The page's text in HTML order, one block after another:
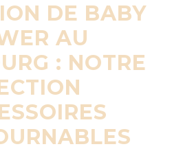
DE BABY
AU
: NOTRE